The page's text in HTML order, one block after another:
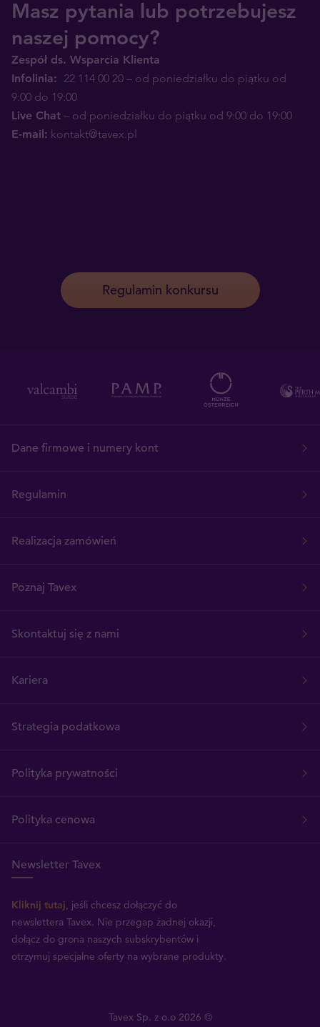
Masz pytania lub potrzebujesz
naszej pomocy?
Zespół ds. Wsparcia Klienta
Infolinia: 22 114 00 20 – od poniedziałku do piątku od
9:00 do 19:00
Live Chat – od poniedziałku do piątku od 9:00 do 19:00
E-mail: kontakt@tavex.pl
Regulamin konkursu
Dane firmowe i numery kont
Regulamin
Realizacja zamówień
Poznaj Tavex
Skontaktuj się z nami
Kariera
Strategia podatkowa
Polityka prywatności
Polityka cenowa
Newsletter Tavex
Kliknij tutaj, jeśli chcesz dołączyć do
newslettera Tavex. Nie przegap żadnej okazji,
dołącz do grona naszych subskrybentów i
otrzymuj specjalne oferty na wybrane produkty.
Tavex Sp. z o.o 2026 ©